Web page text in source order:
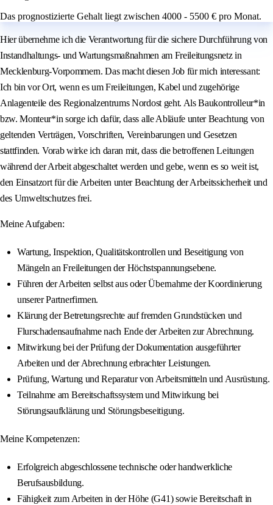
Das prognostizierte Gehalt liegt zwischen 4000 - 5500 € pro Monat.
Hier übernehme ich die Verantwortung für die sichere Durchführung von
Instandhaltungs- und Wartungsmaßnahmen am Freileitungsnetz in
Mecklenburg-Vorpommern. Das macht diesen Job für mich interessant:
Ich bin vor Ort, wenn es um Freileitungen, Kabel und zugehörige
Anlagenteile des Regionalzentrums Nordost geht. Als Baukontrolleur*in
bzw. Monteur*in sorge ich dafür, dass alle Abläufe unter Beachtung von
geltenden Verträgen, Vorschriften, Vereinbarungen und Gesetzen
stattfinden. Vorab wirke ich daran mit, dass die betroffenen Leitungen
während der Arbeit abgeschaltet werden und gebe, wenn es so weit ist,
den Einsatzort für die Arbeiten unter Beachtung der Arbeitssicherheit und
des Umweltschutzes frei.
Meine Aufgaben:
Wartung, Inspektion, Qualitätskontrollen und Beseitigung von
Mängeln an Freileitungen der Höchstspannungsebene.
Führen der Arbeiten selbst aus oder Übernahme der Koordinierung
unserer Partnerfirmen.
Klärung der Betretungsrechte auf fremden Grundstücken und
Flurschadensaufnahme nach Ende der Arbeiten zur Abrechnung.
Mitwirkung bei der Prüfung der Dokumentation ausgeführter
Arbeiten und der Abrechnung erbrachter Leistungen.
Prüfung, Wartung und Reparatur von Arbeitsmitteln und Ausrüstung.
Teilnahme am Bereitschaftssystem und Mitwirkung bei
Störungsaufklärung und Störungsbeseitigung.
Meine Kompetenzen:
Erfolgreich abgeschlossene technische oder handwerkliche
Berufsausbildung.
Fähigkeit zum Arbeiten in der Höhe (G41) sowie Bereitschaft in